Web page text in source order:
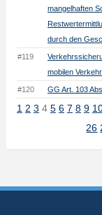
mangelhaften
durch den
#119
mobilen
#120 GG Art. 103
1 2 3 4 5 6 7 8 9
26